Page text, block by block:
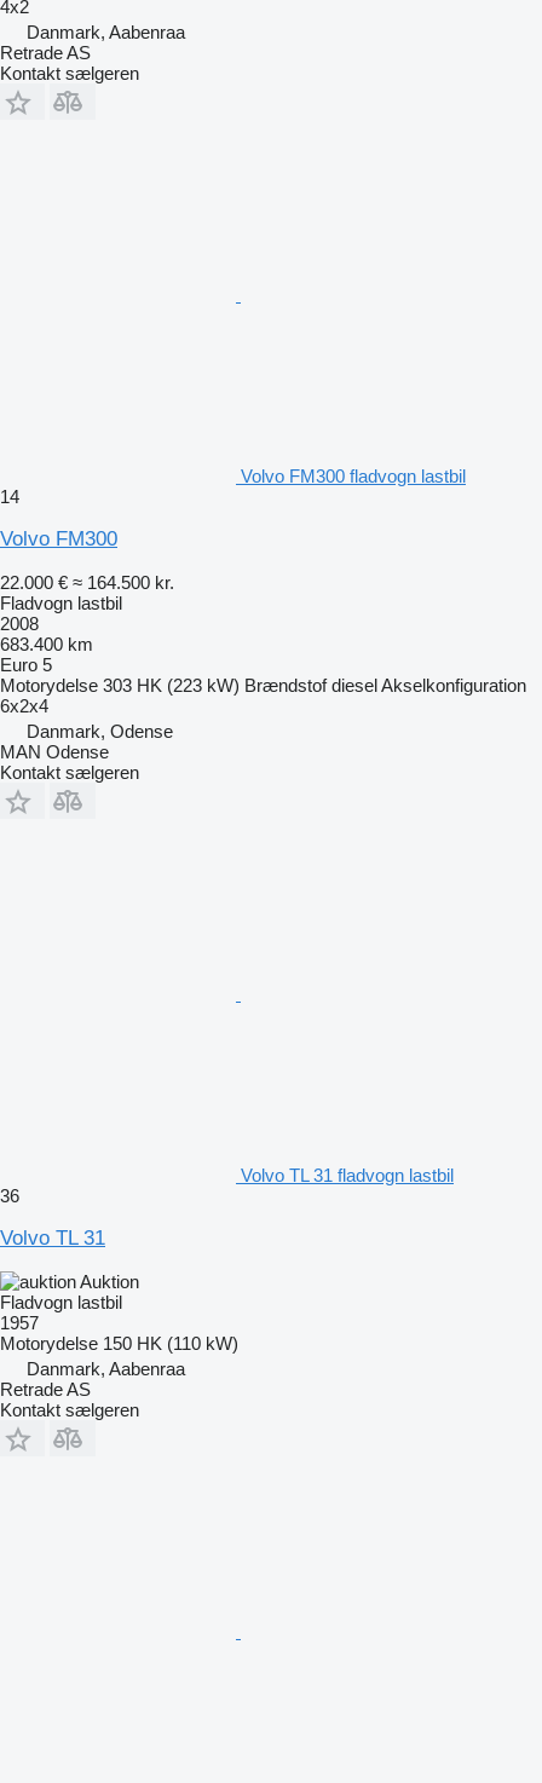
4x2
Danmark, Aabenraa
Retrade AS
Kontakt sælgeren
Volvo FM300 fladvogn lastbil
14
Volvo FM300
22.000 € ≈ 164.500 kr.
Fladvogn lastbil
2008
683.400 km
Euro 5
Motorydelse 303 HK (223 kW) Brændstof dieselAkselkonfiguration
6x2x4
Danmark, Odense
MAN Odense
Kontakt sælgeren
Volvo TL 31 fladvogn lastbil
36
Volvo TL 31
Auktion
Fladvogn lastbil
1957
Motorydelse 150 HK (110 kW)
Danmark, Aabenraa
Retrade AS
Kontakt sælgeren